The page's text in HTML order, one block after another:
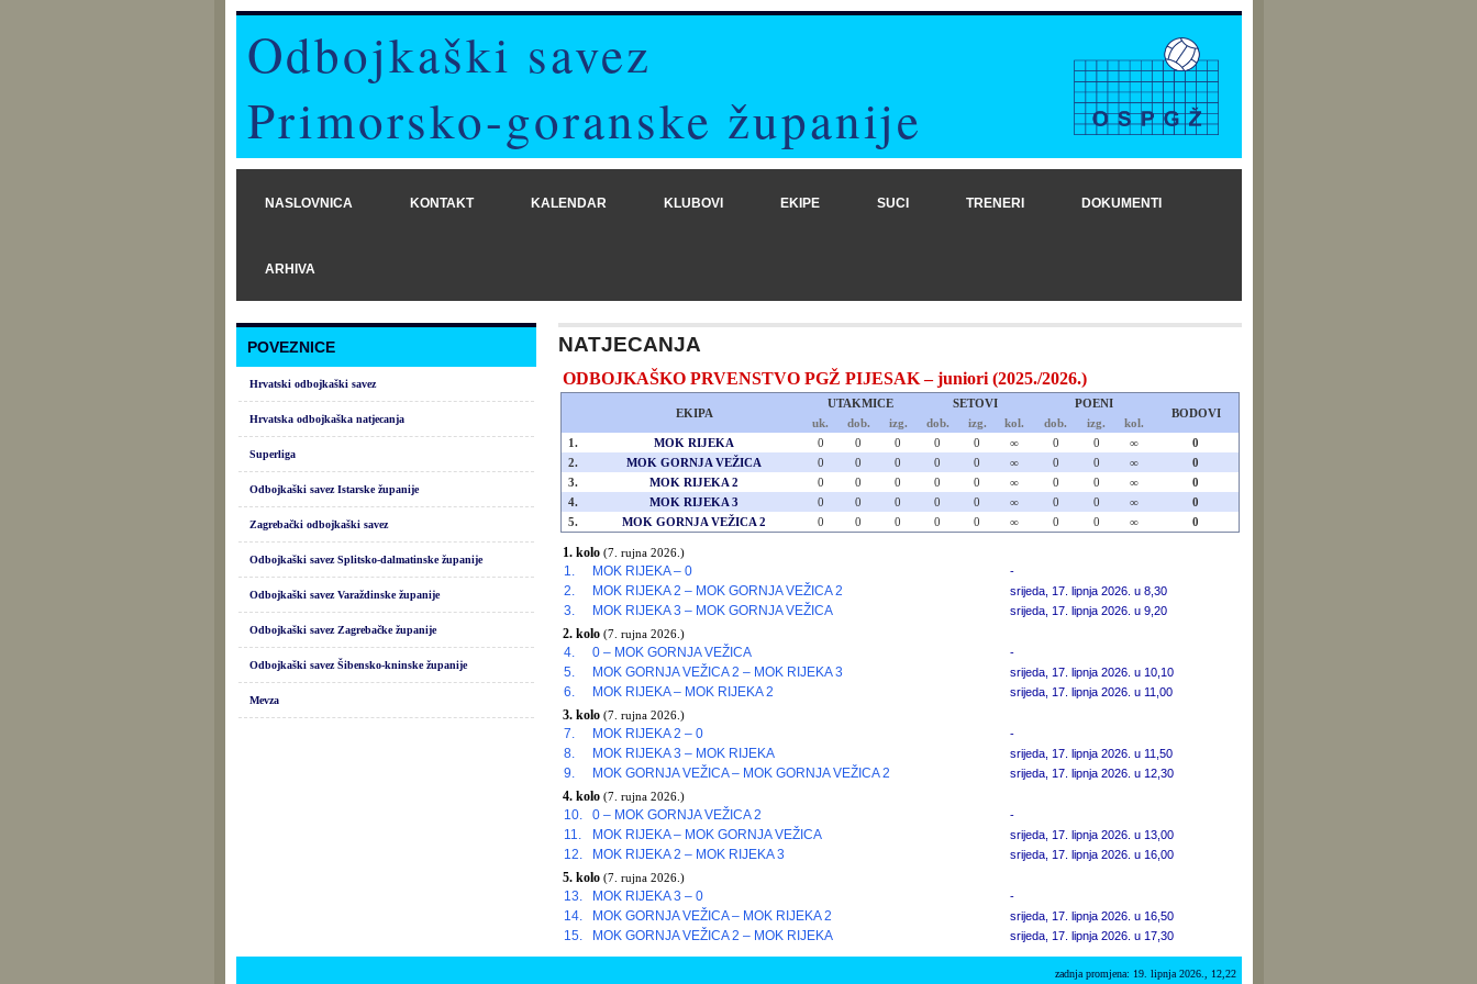
Odbojkaški savez
Primorsko-goranske županije
NASLOVNICA KONTAKT KALENDAR KLUBOVI EKIPE SUCI TRENERI DOKUMENTI
ARHIVA
POVEZNICE
Hrvatski odbojkaški savez
Hrvatska odbojkaška natjecanja
Superliga
Odbojkaški savez Istarske županije
Zagrebački odbojkaški savez
Odbojkaški savez Splitsko-dalmatinske županije
Odbojkaški savez Varaždinske županije
Odbojkaški savez Zagrebačke županije
Odbojkaški savez Šibensko-kninske županije
Mevza
NATJECANJA
ODBOJKAŠKO PRVENSTVO PGŽ PIJESAK – juniori (2025./2026.)
EKIPA
UTAKMICE SETOVI POENI
BODOVI
uk. dob. izg. dob. izg. kol. dob. izg.
kol.
1.
MOK RIJEKA 0 0 0 0 0 ∞ 0 0 ∞
0
2.
MOK GORNJA VEŽICA 0 0 0 0 0 ∞ 0 0 ∞
0
3.
MOK RIJEKA 2 0 0 0 0 0 ∞ 0 0 ∞
0
4.
MOK RIJEKA 3 0 0 0 0 0 ∞ 0 0 ∞
0
5.
MOK GORNJA VEŽICA 2 0 0 0 0 0 ∞ 0 0 ∞ 0
1. kolo (7. rujna 2026.)
1. MOK RIJEKA – 0 -
2. MOK RIJEKA 2 – MOK GORNJA VEŽICA 2 srijeda, 17. lipnja 2026. u 8,30
3. MOK RIJEKA 3 – MOK GORNJA VEŽICA srijeda, 17. lipnja 2026. u 9,20
2. kolo (7. rujna 2026.)
4. 0 – MOK GORNJA VEŽICA -
5. MOK GORNJA VEŽICA 2 – MOK RIJEKA 3 srijeda, 17. lipnja 2026. u 10,10
6. MOK RIJEKA – MOK RIJEKA 2 srijeda, 17. lipnja 2026. u 11,00
3. kolo (7. rujna 2026.)
7. MOK RIJEKA 2 – 0 -
8. MOK RIJEKA 3 – MOK RIJEKA srijeda, 17. lipnja 2026. u 11,50
9. MOK GORNJA VEŽICA – MOK GORNJA VEŽICA 2 srijeda, 17. lipnja 2026. u 12,30
4. kolo (7. rujna 2026.)
10. 0 – MOK GORNJA VEŽICA 2 -
11. MOK RIJEKA – MOK GORNJA VEŽICA srijeda, 17. lipnja 2026. u 13,00
12. MOK RIJEKA 2 – MOK RIJEKA 3 srijeda, 17. lipnja 2026. u 16,00
5. kolo (7. rujna 2026.)
13. MOK RIJEKA 3 – 0 -
14. MOK GORNJA VEŽICA – MOK RIJEKA 2 srijeda, 17. lipnja 2026. u 16,50
15. MOK GORNJA VEŽICA 2 – MOK RIJEKA srijeda, 17. lipnja 2026. u 17,30
zadnja promjena: 19. lipnja 2026., 12,22